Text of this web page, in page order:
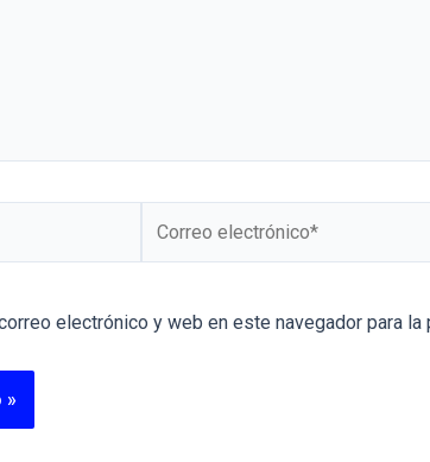
electrónico y web en este navegador para